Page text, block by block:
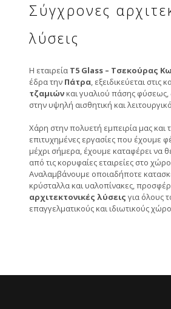
Σύγχρονες
λύσεις
Η εταιρεία T5 Glass – Τσεκούρας
έδρα την Πάτρα, εξειδικεύεται στις
τζαμιώνκαι γυαλιού πάσης φύσεως,
στην υψηλή αισθητική και
Χάρη στην πολυετή εμπειρία μας και
επιτυχημένες εργασίες που έχουμε
μέχρι σήμερα, έχουμε καταφέρει να
από τις κορυφαίες εταιρείες στο
Αναλαμβάνουμε οποιαδήποτε
κρύσταλλα και υαλοπίνακες,
αρχιτεκτονικές λύσεις για όλους
επαγγελματικούς και ιδιωτικούς